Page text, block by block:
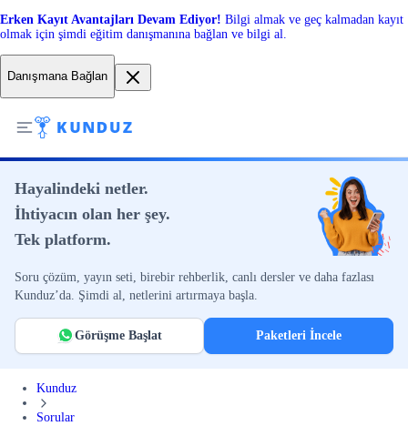
Erken Kayıt Avantajları Devam Ediyor! Bilgi almak ve geç kalmadan kayıt
olmak için şimdi eğitim danışmanına bağlan ve bilgi al.
Danışmana Bağlan
Hayalindeki netler.
İhtiyacın olan her şey.
Tek platform.
Soru çözüm, yayın seti, birebir rehberlik, canlı dersler ve daha fazlası
Kunduz’da. Şimdi al, netlerini artırmaya başla.
Görüşme Başlat Paketleri İncele
Kunduz
Sorular